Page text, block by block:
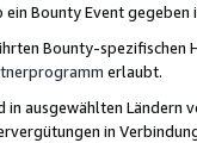
Bounty Event
Bounty-spezifischen
erlaubt.
in ausgewählten Ländern
in